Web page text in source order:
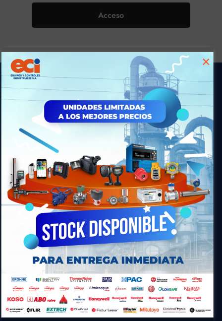
Acceso
ECI S.A. brinda soluciones integrales de alta
tecnología, ingeniería, ejecución de proyectos,
suministros, servicios y soporte técnico especializado
en instrumentación y automatización industrial.
Acceso Rápido
Laboratorio de MetrologíaSistemas de Detección de Incendio
Sistemas de CombustiónInstrumentación Industrial
Ingeniería de Mantenimiento
×